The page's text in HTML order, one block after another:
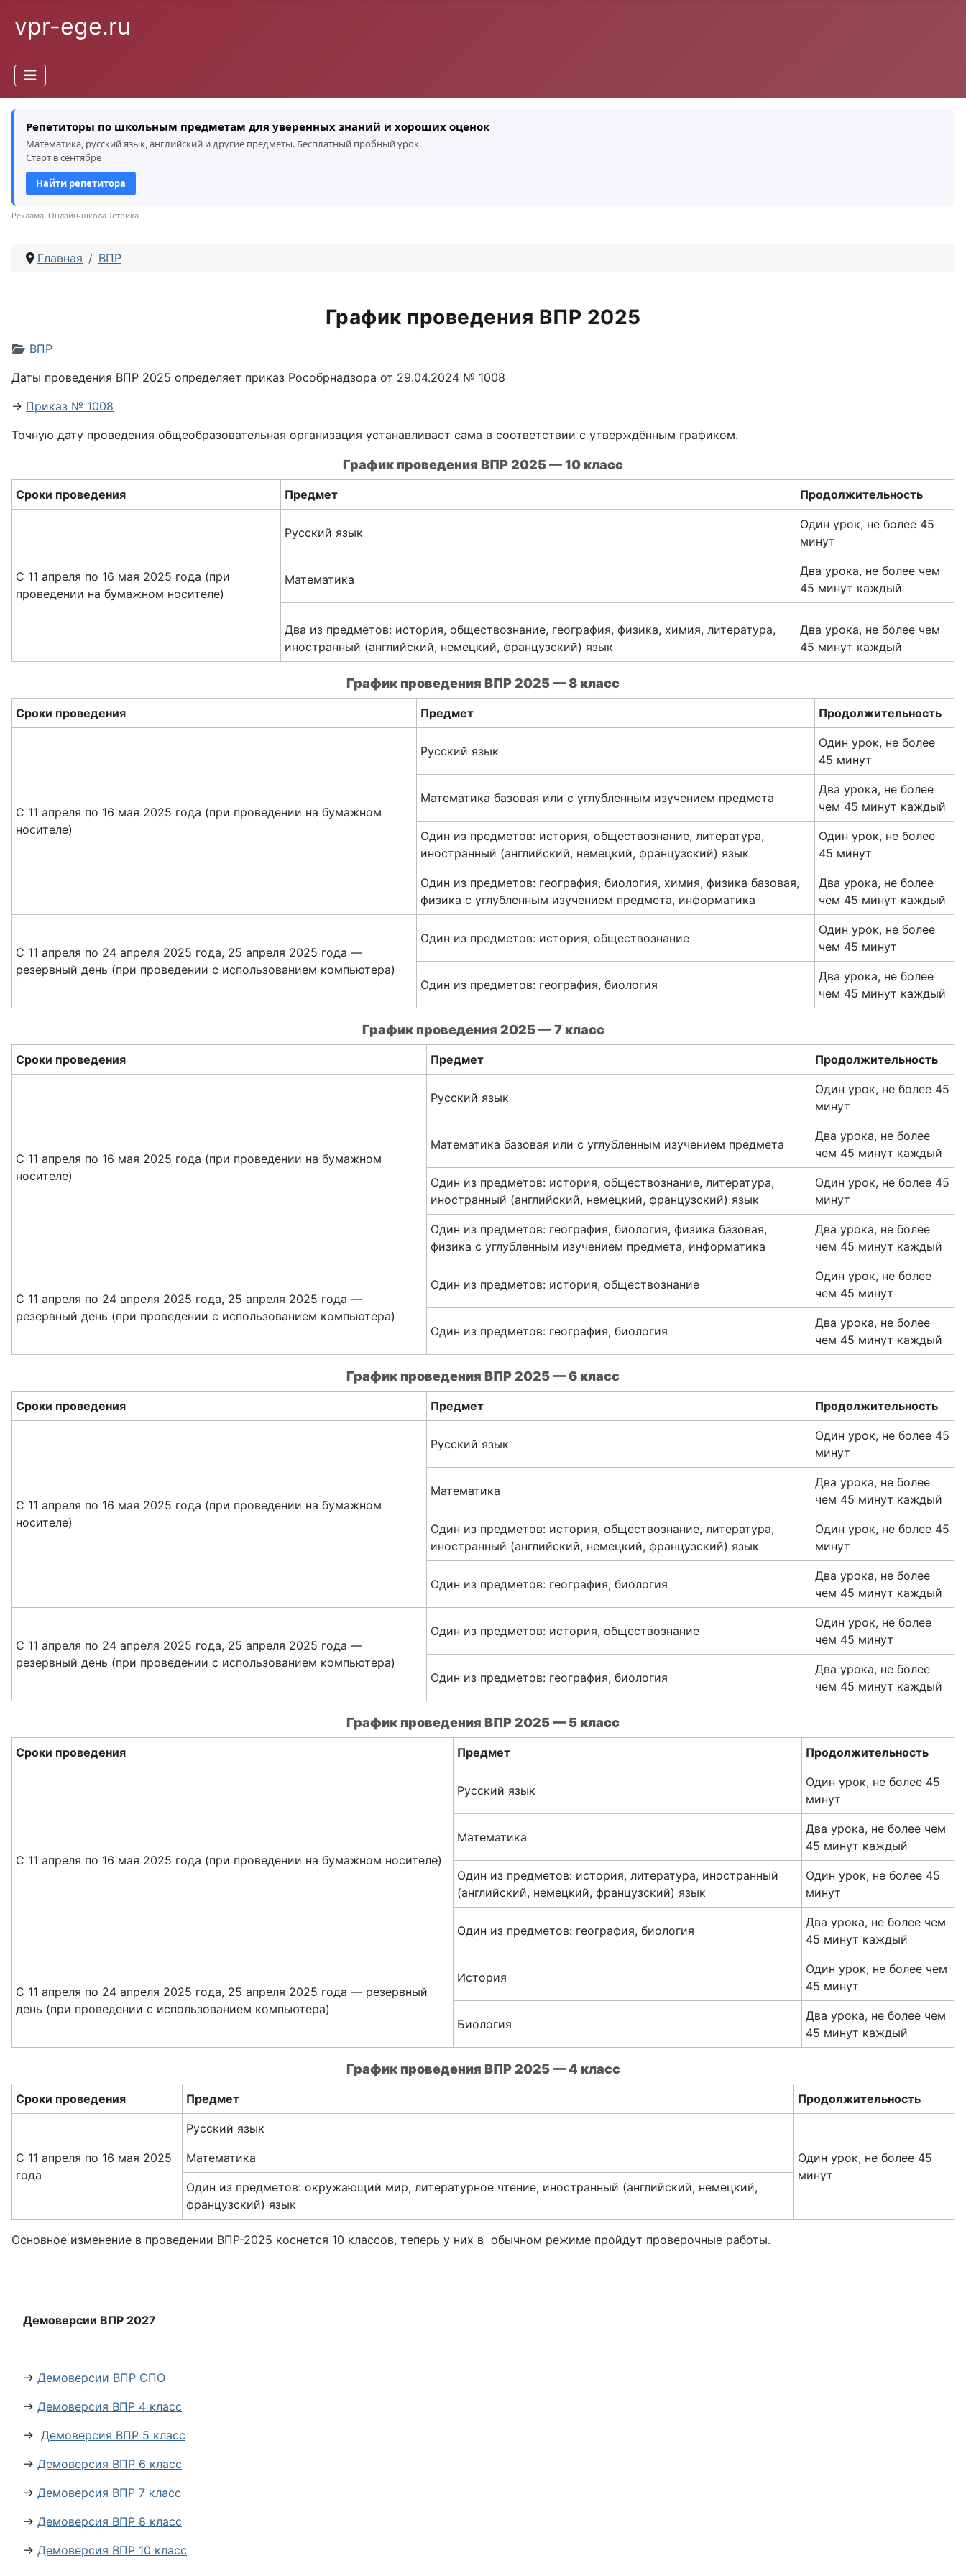
vpr-ege.ru
Репетиторы по школьным предметам для уверенных знаний и хороших оценок
Математика, русский язык, английский и другие предметы. Бесплатный пробный урок.
Старт в сентябре
Найти репетитора
Реклама. Онлайн-школа Тетрика
Главная ВПР
График проведения ВПР 2025
Информация о материале
ВПР
Даты проведения ВПР 2025 определяет приказ Рособрнадзора от 29.04.2024 № 1008
→ Приказ № 1008
Точную дату проведения общеобразовательная организация устанавливает сама в соответствии с утверждённым графиком.
График проведения ВПР 2025 — 10 класс
Сроки проведения Предмет Продолжительность
С 11 апреля по 16 мая 2025 года (при
проведении на бумажном носителе)
Русский язык
Один урок, не более 45
минут
Математика
Два урока, не более чем
45 минут каждый
Два из предметов: история, обществознание, география, физика, химия, литература,
иностранный (английский, немецкий, французский) язык
Два урока, не более чем
45 минут каждый
График проведения ВПР 2025 — 8 класс
Сроки проведения Предмет Продолжительность
С 11 апреля по 16 мая 2025 года (при проведении на бумажном
носителе)
Русский язык
Один урок, не более
45 минут
Математика базовая или с углубленным изучением предмета
Два урока, не более
чем 45 минут каждый
Один из предметов: история, обществознание, литература,
иностранный (английский, немецкий, французский) язык
Один урок, не более
45 минут
Один из предметов: география, биология, химия, физика базовая,
физика с углубленным изучением предмета, информатика
Два урока, не более
чем 45 минут каждый
С 11 апреля по 24 апреля 2025 года, 25 апреля 2025 года —
резервный день (при проведении с использованием компьютера)
Один из предметов: история, обществознание
Один урок, не более
чем 45 минут
Один из предметов: география, биология
Два урока, не более
чем 45 минут каждый
График проведения 2025 — 7 класс
Сроки проведения Предмет Продолжительность
С 11 апреля по 16 мая 2025 года (при проведении на бумажном
носителе)
Русский язык
Один урок, не более 45
минут
Математика базовая или с углубленным изучением предмета
Два урока, не более
чем 45 минут каждый
Один из предметов: история, обществознание, литература,
иностранный (английский, немецкий, французский) язык
Один урок, не более 45
минут
Один из предметов: география, биология, физика базовая,
физика с углубленным изучением предмета, информатика
Два урока, не более
чем 45 минут каждый
С 11 апреля по 24 апреля 2025 года, 25 апреля 2025 года —
резервный день (при проведении с использованием компьютера)
Один из предметов: история, обществознание
Один урок, не более
чем 45 минут
Один из предметов: география, биология
Два урока, не более
чем 45 минут каждый
График проведения ВПР 2025 — 6 класс
Сроки проведения Предмет Продолжительность
С 11 апреля по 16 мая 2025 года (при проведении на бумажном
носителе)
Русский язык
Один урок, не более 45
минут
Математика
Два урока, не более
чем 45 минут каждый
Один из предметов: история, обществознание, литература,
иностранный (английский, немецкий, французский) язык
Один урок, не более 45
минут
Один из предметов: география, биология
Два урока, не более
чем 45 минут каждый
С 11 апреля по 24 апреля 2025 года, 25 апреля 2025 года —
резервный день (при проведении с использованием компьютера)
Один из предметов: история, обществознание
Один урок, не более
чем 45 минут
Один из предметов: география, биология
Два урока, не более
чем 45 минут каждый
График проведения ВПР 2025 — 5 класс
Сроки проведения Предмет Продолжительность
С 11 апреля по 16 мая 2025 года (при проведении на бумажном носителе)
Русский язык
Один урок, не более 45
минут
Математика
Два урока, не более чем
45 минут каждый
Один из предметов: история, литература, иностранный
(английский, немецкий, французский) язык
Один урок, не более 45
минут
Один из предметов: география, биология
Два урока, не более чем
45 минут каждый
С 11 апреля по 24 апреля 2025 года, 25 апреля 2025 года — резервный
день (при проведении с использованием компьютера)
История
Один урок, не более чем
45 минут
Биология
Два урока, не более чем
45 минут каждый
График проведения ВПР 2025 — 4 класс
Сроки проведения Предмет Продолжительность
С 11 апреля по 16 мая 2025
года
Русский язык
Один урок, не более 45
минут
Математика
Один из предметов: окружающий мир, литературное чтение, иностранный (английский, немецкий,
французский) язык
Основное изменение в проведении ВПР-2025 коснется 10 классов, теперь у них в обычном режиме пройдут проверочные работы.
Демоверсии ВПР 2027
→ Демоверсии ВПР СПО
→ Демоверсия ВПР 4 класс
→ Демоверсия ВПР 5 класс
→ Демоверсия ВПР 6 класс
→ Демоверсия ВПР 7 класс
→ Демоверсия ВПР 8 класс
→ Демоверсия ВПР 10 класс